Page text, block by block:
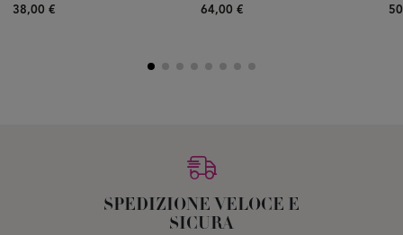
38,00 € 64,00 €
SPEDIZIONE VELOCE E
SICURA